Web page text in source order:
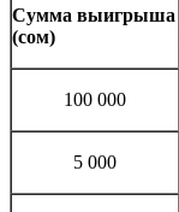
Сумма выигрыша
(сом)
100 000
5 000